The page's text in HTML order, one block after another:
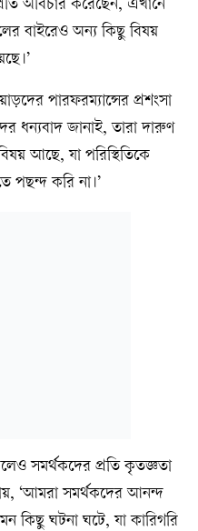
অবিচার করেছেন, এখানে
বাইরেও অন্য কিছু বিষয়
পারফরম্যান্সের প্রশংসা
ধন্যবাদ জানাই, তারা দারুণ
আছে, যা পরিস্থিতিকে
পছন্দ করি না।’
সমর্থকদের প্রতি কৃতজ্ঞতা
‘আমরা সমর্থকদের আনন্দ
কিছু ঘটনা ঘটে, যা কারিগরি